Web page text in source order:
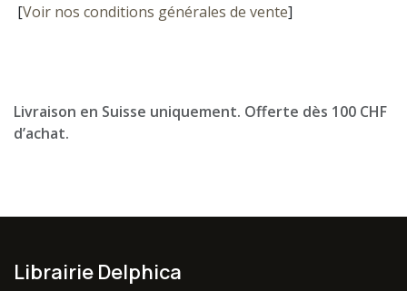
[Voir nos conditions générales de vente]
Livraison en Suisse uniquement. Offerte dès 100 CHF
d’achat.
Librairie Delphica